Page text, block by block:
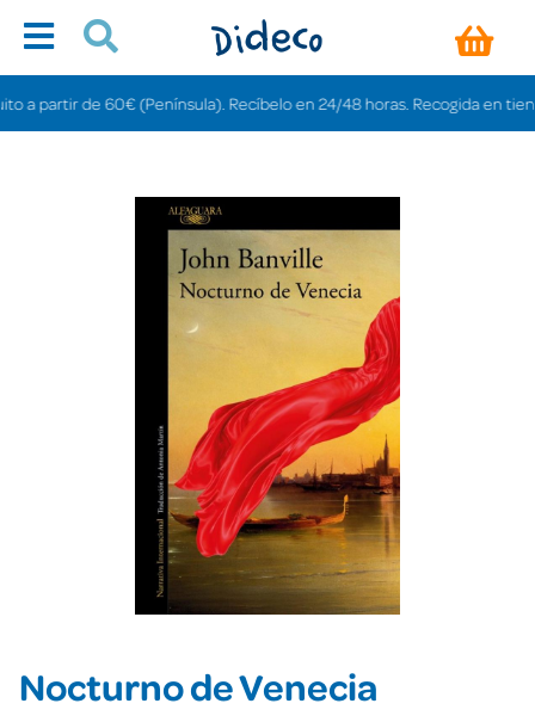
de 60€ (Península). Recíbelo en 24/48 horas. Recogida en tiendas
Nocturno de Venecia